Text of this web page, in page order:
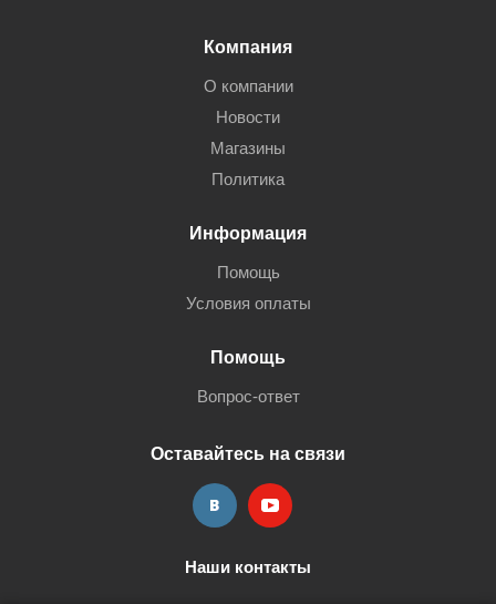
Компания
О компании
Новости
Магазины
Политика
Информация
Помощь
Условия оплаты
Помощь
Вопрос-ответ
Оставайтесь на связи
Наши контакты